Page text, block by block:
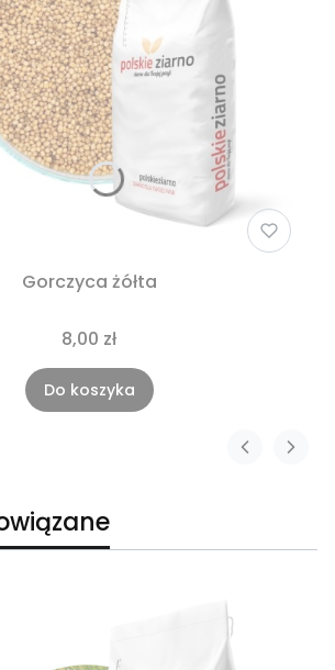
Gorczyca żółta
8,00 zł
Do koszyka